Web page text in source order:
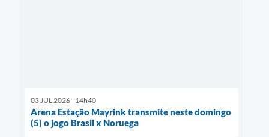
03 JUL 2026 - 14h40
Arena Estação Mayrink transmite neste domingo
(5) o jogo Brasil x Noruega